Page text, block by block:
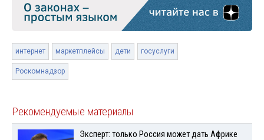
интернет маркетплейсы дети госуслуги
Роскомнадзор
Рекомендуемые материалы
Эксперт: только Россия может дать Африке